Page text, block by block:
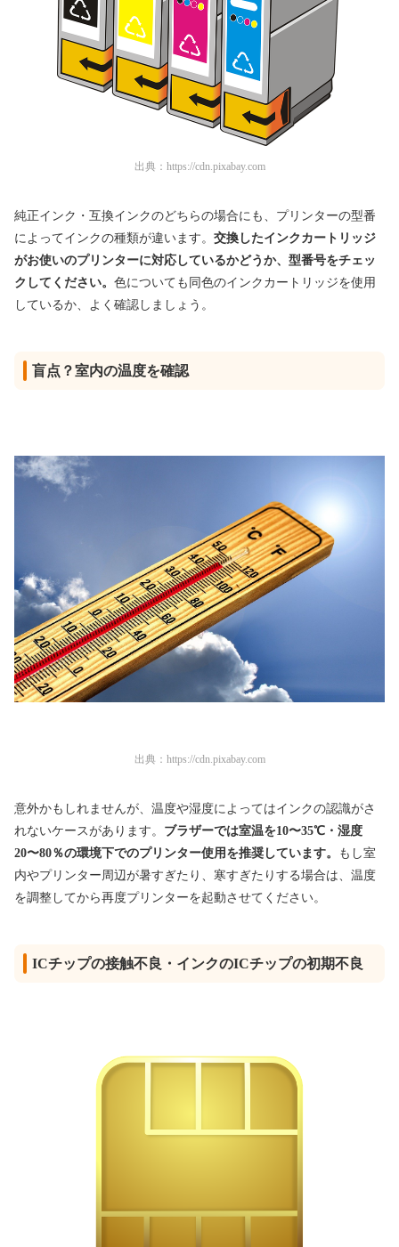
出典： https://cdn.pixabay.com
純正インク・互換インクのどちらの場合にも、プリンターの型番
によってインクの種類が違います。 交換したインクカートリッジ
がお使いのプリンターに対応しているかどうか、型番号をチェッ
クしてください。 色についても同色のインクカートリッジを使用
しているか、よく確認しましょう。
盲点？室内の温度を確認
出典： https://cdn.pixabay.com
意外かもしれませんが、温度や湿度によってはインクの認識がさ
れないケースがあります。 ブラザーでは室温を10〜35℃・湿度
20〜80％の環境下でのプリンター使用を推奨しています。
もし室
内やプリンター周辺が暑すぎたり、寒すぎたりする場合は、温度
を調整してから再度プリンターを起動させてください。
ICチップの接触不良・インクのICチップの初期不良